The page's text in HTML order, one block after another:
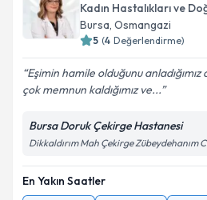
Kadın Hastalıkları ve
Bursa, Osmangazi
5 (4 Değerlendirme)
Eşimin hamile olduğunu
çok memnun kaldığımız ve...
Bursa Doruk Çekirge Hastanesi
Dikkaldırım Mah Çekirge Zübeydehanım
En Yakın Saatler